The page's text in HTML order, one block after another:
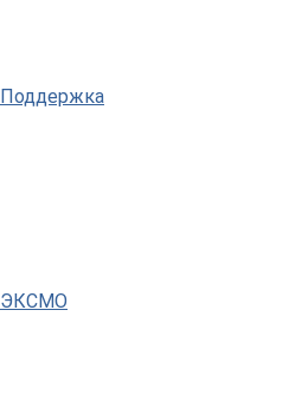
Поддержка
ЭКСМО